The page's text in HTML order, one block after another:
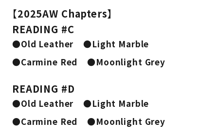
【2025AW Chapters】
READING #C
●Old Leather
●Light Marble
●Carmine Red
●Moonlight Grey
READING #D
●Old Leather
●Light Marble
●Carmine Red
●Moonlight Grey